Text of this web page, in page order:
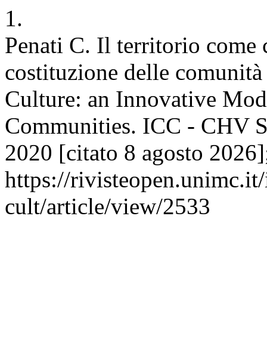
1.
Penati C. Il territorio
costituzione delle
Culture: an Innovative
Communities. ICC - CHV
2020 [citato 8 agosto
https://
cult/article/view/2533